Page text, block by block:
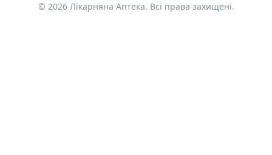
© 2026 Лікарняна Аптека. Всі права захищені.